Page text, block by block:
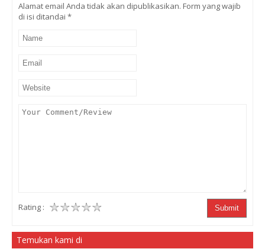
Alamat email Anda tidak akan dipublikasikan. Form yang wajib
di isi ditandai *
Rating : Submit
Temukan kami di